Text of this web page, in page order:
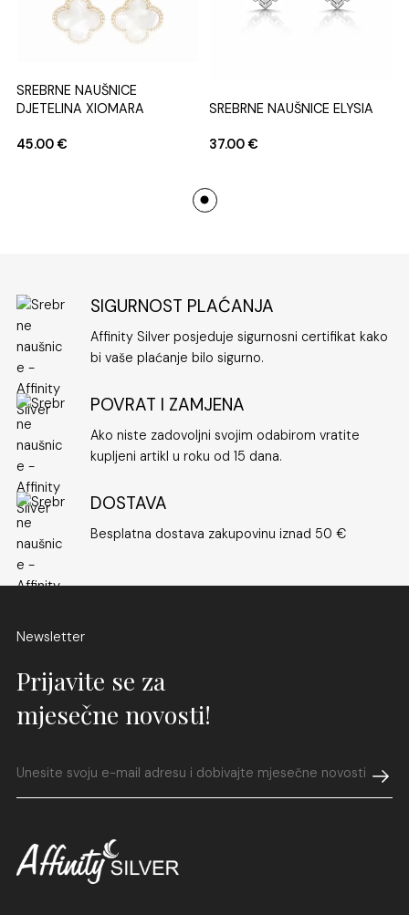
SREBRNE NAUŠNICE
DJETELINA XIOMARA
45.00€
SREBRNE NAUŠNICE ELYSIA
37.00€
SIGURNOST PLAĆANJA
Affinity Silver posjeduje sigurnosni certifikat kako
bi vaše plaćanje bilo sigurno.
POVRAT I ZAMJENA
Ako niste zadovoljni svojim odabirom vratite
kupljeni artikl u roku od 15 dana.
DOSTAVA
Besplatna dostava zakupovinu iznad 50 €
Newsletter
Prijavite se za
mjesečne novosti!